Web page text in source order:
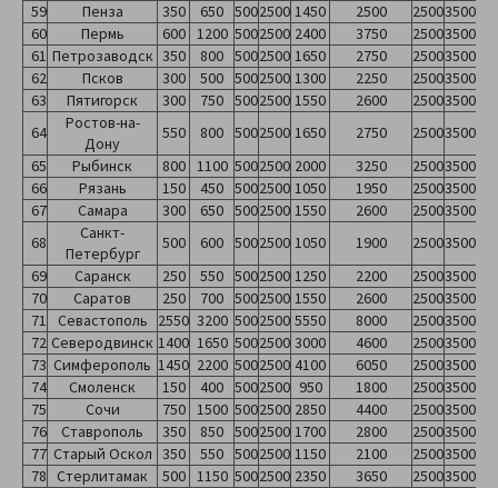
59
Пенза 350 650 5002500 1450 2500 25003500
60
Пермь 600 1200 5002500 2400 3750 25003500
61 Петрозаводск 350 800 5002500 1650 2750 25003500
62
Псков 300 500 5002500 1300 2250 25003500
63
Пятигорск 300 750 5002500 1550 2600 25003500
64
Ростов-на-
Дону
550 800 5002500 1650 2750 25003500
65
Рыбинск 800 1100 5002500 2000 3250 25003500
66
Рязань 150 450 5002500 1050 1950 25003500
67
Самара 300 650 5002500 1550 2600 25003500
68
Санкт-
Петербург
500 600 5002500 1050 1900 25003500
69
Саранск 250 550 5002500 1250 2200 25003500
70
Саратов 250 700 5002500 1550 2600 25003500
71
Севастополь 2550 3200 5002500 5550 8000 25003500
72 Северодвинск 1400 1650 5002500 3000 4600 25003500
73 Симферополь 1450 2200 5002500 4100 6050 25003500
74
Смоленск 150 400 5002500 950 1800 25003500
75
Сочи 750 1500 5002500 2850 4400 25003500
76
Ставрополь 350 850 5002500 1700 2800 25003500
77 Старый Оскол 350 550 5002500 1150 2100 25003500
78 Стерлитамак 500 1150 5002500 2350 3650 25003500